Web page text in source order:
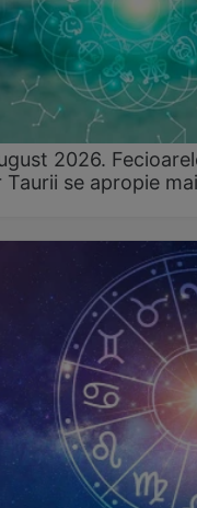
2026.
Taurii se apropie